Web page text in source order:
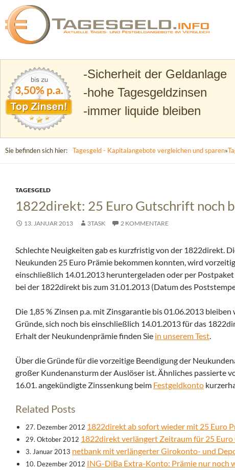
Tagesgeld.info – Tagesgeldkonten vergleichen und
3,50% p.a.
Sicherheit der Geldanlage
hohe Tagesgeldzinsen
immer liquide bleiben
Sie befinden sich hier: Tagesgeld - Kapitalangebote vergleichen und sparen»
TAGESGELD
1822direkt: 25 Euro Gutschrift noch
13. JANUAR 2013 3TASK 2 KOMMENTARE
Schlechte Neuigkeiten gab es kurzfristig von der 1822direkt.
Neukunden 25 Euro Prämie bekommen konnten, wird
einschließlich 14.01.2013 heruntergeladen oder per
bei der 1822direkt bis zum 31.01.2013 (Datum des
Die 1,85 % Zinsen p.a. mit Zinsgarantie bis 01.06.2013
Gründe, sich noch bis einschließlich 14.01.2013 für das
Erhalt der Neukundenprämie finden Sie in unserem Test.
Über die Gründe für die vorzeitige Beendigung der
großer Kundenansturm der Auslöser ist. Ähnliches passierte
16.01. angekündigte Zinssenkung beim Festgeldkonto
Related Posts
27. Dezember 2012 1822direkt ab sofort wieder mit 25 Euro
29. Oktober 2012 1822direkt verlängert Zeitraum für 25 Euro
3. Januar 2013 netbank mit verlängerter Girokonto- und
10. Dezember 2012 ING-DiBa Extra-Konto: Prämie nur noch